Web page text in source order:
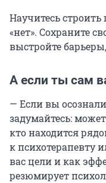
Научитесь
«нет». Сохраните
выстройте
А если ты сам
— Если вы
задумайтесь:
кто находится
к психотерапевту
вас цели и как
резюмирует